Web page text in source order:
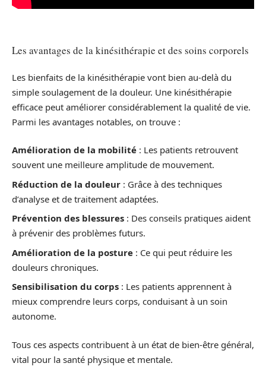
Les avantages de la kinésithérapie et des soins corporels
Les bienfaits de la kinésithérapie vont bien au-delà du
simple soulagement de la douleur. Une kinésithérapie
efficace peut améliorer considérablement la qualité de vie.
Parmi les avantages notables, on trouve :
Amélioration de la mobilité : Les patients retrouvent
souvent une meilleure amplitude de mouvement.
Réduction de la douleur : Grâce à des techniques
d’analyse et de traitement adaptées.
Prévention des blessures : Des conseils pratiques aident
à prévenir des problèmes futurs.
Amélioration de la posture : Ce qui peut réduire les
douleurs chroniques.
Sensibilisation du corps : Les patients apprennent à
mieux comprendre leurs corps, conduisant à un soin
autonome.
Tous ces aspects contribuent à un état de bien-être général,
vital pour la santé physique et mentale.